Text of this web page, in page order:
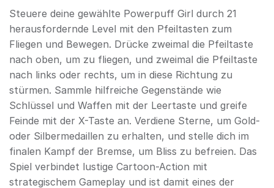
Steuere deine gewählte Powerpuff Girl durch 21
herausfordernde Level mit den Pfeiltasten zum
Fliegen und Bewegen. Drücke zweimal die Pfeiltaste
nach oben, um zu fliegen, und zweimal die Pfeiltaste
nach links oder rechts, um in diese Richtung zu
stürmen. Sammle hilfreiche Gegenstände wie
Schlüssel und Waffen mit der Leertaste und greife
Feinde mit der X-Taste an. Verdiene Sterne, um Gold-
oder Silbermedaillen zu erhalten, und stelle dich im
finalen Kampf der Bremse, um Bliss zu befreien. Das
Spiel verbindet lustige Cartoon-Action mit
strategischem Gameplay und ist damit eines der